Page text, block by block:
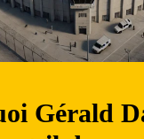
Gérald